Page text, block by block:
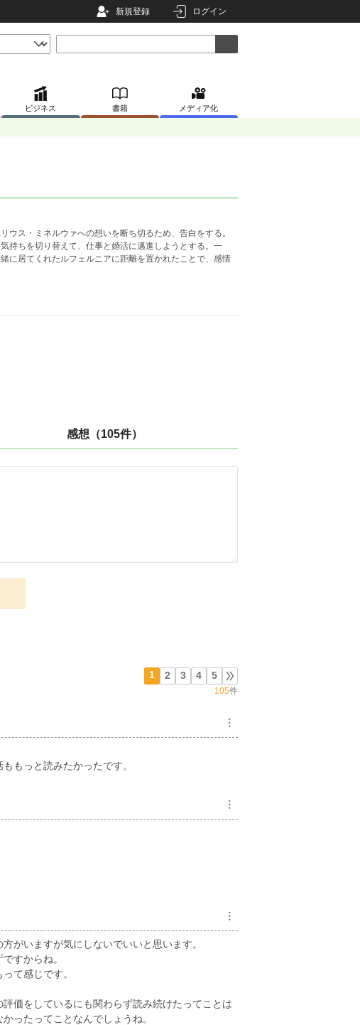
新規登録 ログイン
ビジネス 書籍 メディア化
ス・ミネルウァへの想いを断ち切るため、告白をする。
持ちを切り替えて、仕事と婚活に邁進しようとする。一
に居てくれたルフェルニアに距離を置かれたことで、感情
感想（105件）
1 2 3 4 5
105件
︙
もっと読みたかったです。
︙
︙
がいますが気にしないでいいと思います。
すからね。
て感じです。
価をしているにも関わらず読み続けたってことは
ったってことなんでしょうね。